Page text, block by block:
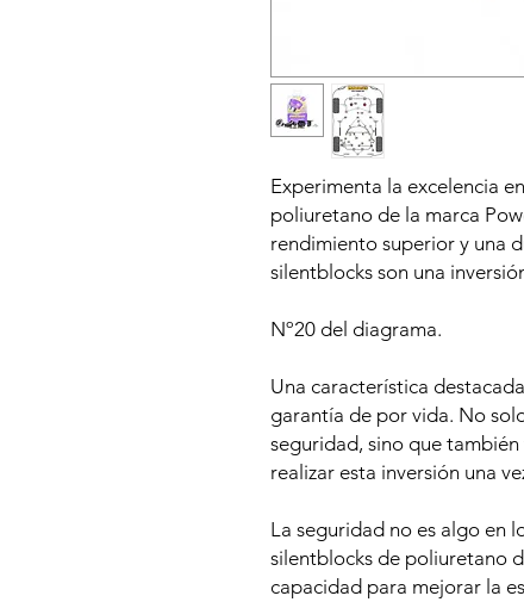
Experimenta la excelencia
poliuretano de la marca
rendimiento superior y una
silentblocks son una
Nº20 del diagrama.
Una característica
garantía de por vida. No
seguridad, sino que
realizar esta inversión una
La seguridad no es algo en
silentblocks de poliuretano
capacidad para mejorar la